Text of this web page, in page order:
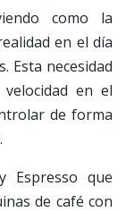
como la
en el día
Esta necesidad
en el
de forma
Espresso que
de café con